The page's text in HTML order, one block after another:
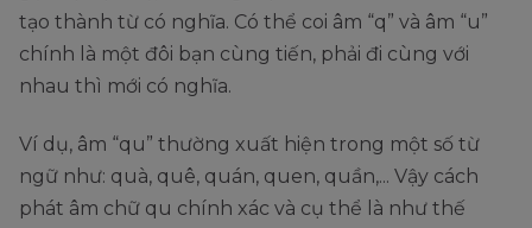
tạo thành từ có nghĩa. Có thể coi âm “q” và âm “u”
chính là một đôi bạn cùng tiến, phải đi cùng với
nhau thì mới có nghĩa.
Ví dụ, âm “qu” thường xuất hiện trong một số từ
ngữ như: quà, quê, quán, quen, quần,... Vậy cách
phát âm chữ qu chính xác và cụ thể là như thế